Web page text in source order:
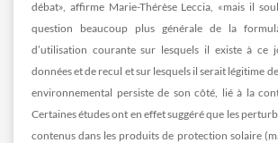
débat», affirme Marie-Thérèse Leccia, «mais il
question beaucoup plus générale de la
d’utilisation courante sur lesquels il existe à ce
données et de recul et sur lesquels il serait légitime
environnemental persiste de son côté, lié à la
Certaines études ont en effet suggéré que les
contenus dans les produits de protection solaire